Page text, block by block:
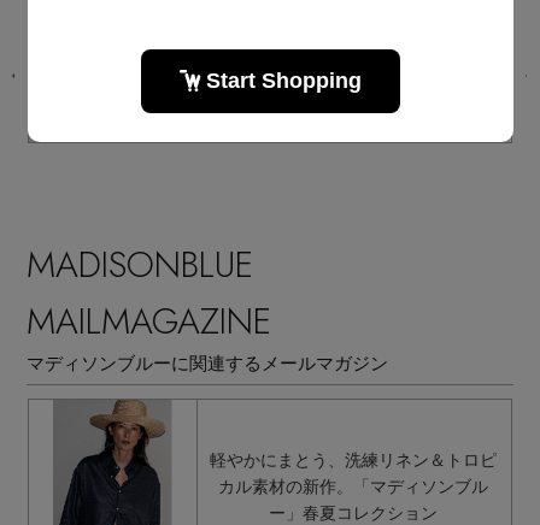
2026.08.07 UP
MADISONBLUE
MAILMAGAZINE
マディソンブルーに関連するメールマガジン
軽やかにまとう、洗練リネン＆トロピ
カル素材の新作。「マディソンブル
ー」春夏コレクション